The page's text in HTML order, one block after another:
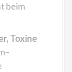
beim
Toxine